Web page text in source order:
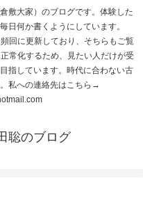
敷大家）のブログです。体験した
日何か書くようにしています。
回に更新しており、そちらもご覧
常化するため、見たい人だけが受
指しています。時代に合わない古
。私への連絡先はこちら→
聡のブログ